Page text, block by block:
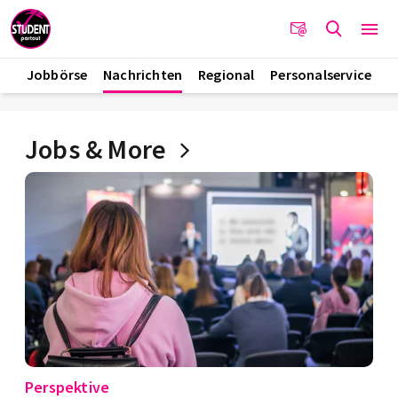
Jobbörse Nachrichten Regional Personalservice
Jobs & More
Perspektive